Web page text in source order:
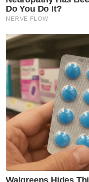
Sesyen Klang pada
seksual fizikal
Kesalahan
sama dan tarikh
mengikut
Semasa
mencadangkan
memandangkan
dalam kes yang
“Tertuduh